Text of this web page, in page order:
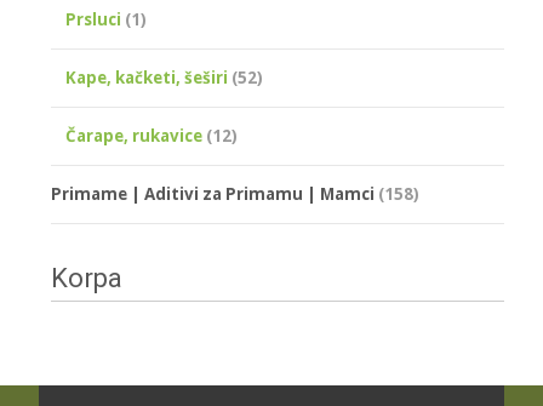
Prsluci (1)
Kape, kačketi, šeširi (52)
Čarape, rukavice (12)
Primame | Aditivi za Primamu | Mamci (158)
Korpa